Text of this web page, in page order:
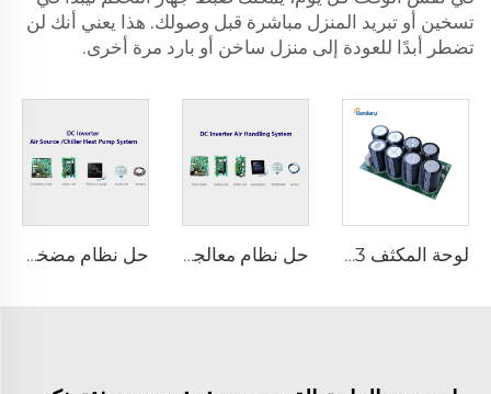
تسخين أو تبريد المنزل مباشرة قبل وصولك. هذا يعني أنك لن
تضطر أبدًا للعودة إلى منزل ساخن أو بارد مرة أخرى.
لوحة المكثف FCC03 حل نظام معالجة الهواء مع عاكس DC حل نظام مضخة حرارة مصدر الهواء/التبريد مع عاكس DC